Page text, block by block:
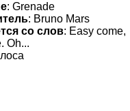
: Grenade
: Bruno Mars
со слов: Easy come,
Oh...